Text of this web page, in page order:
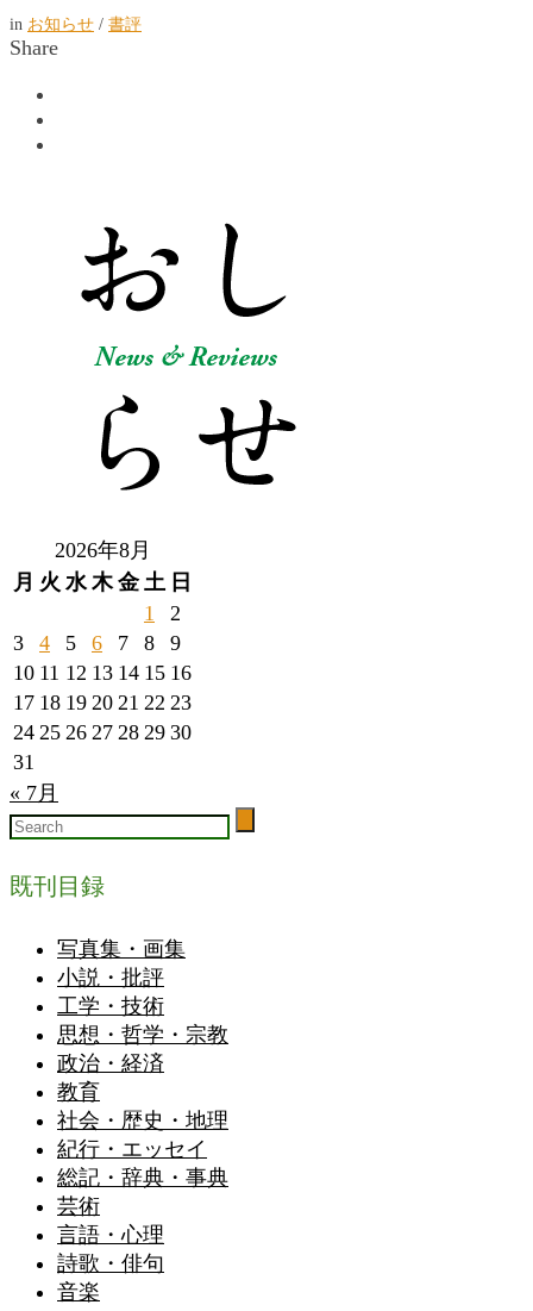
in お知らせ / 書評
Share
2026年8月
月 火 水 木 金 土 日
1
2
3
4 5 6 7 8
9
10 11 12 13 14 15 16
17 18 19 20 21 22 23
24 25 26 27 28 29 30
31
« 7月
既刊目録
写真集・画集
小説・批評
工学・技術
思想・哲学・宗教
政治・経済
教育
社会・歴史・地理
紀行・エッセイ
総記・辞典・事典
芸術
言語・心理
詩歌・俳句
音楽